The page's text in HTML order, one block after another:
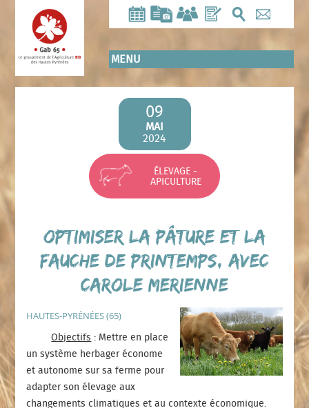
contenu
principal
MENU
09
MAI
2024
ÉLEVAGE -
APICULTURE
Optimiser la pâture et la
fauche de printemps, avec
Carole MERIENNE
HAUTES-PYRÉNÉES (65)
Objectifs : Mettre en place
un système herbager économe
et autonome sur sa ferme pour
adapter son élevage aux
changements climatiques et au contexte économique.